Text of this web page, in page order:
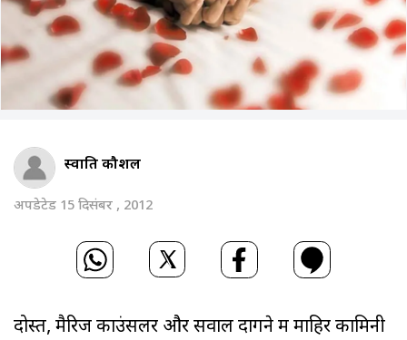
स्वाति कौशल
अपडेटेड 15 दिसंबर , 2012
दोस्त, मैरिज काउंसलर और सवाल दागने में माहिर कामिनी